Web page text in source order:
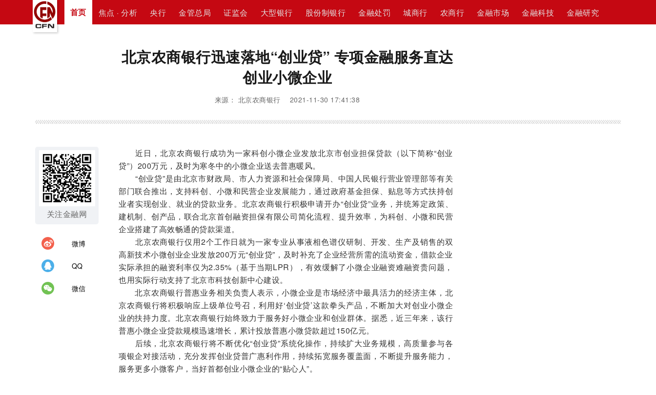
首页 焦点 · 分析 央行 金管总局 证监会 大型银行 股份制银行 金融处罚 城商行 农商行 金融市场 金融科技 金融研究
北京农商银行迅速落地“创业贷” 专项金融服务直达
创业小微企业
来源： 北京农商银行 2021-11-30 17:41:38
关注金融网
微博
QQ
微信
近日，北京农商银行成功为一家科创小微企业发放北京市创业担保贷款（以下简称“创业
贷”）200万元，及时为寒冬中的小微企业送去普惠暖风。
“创业贷”是由北京市财政局、市人力资源和社会保障局、中国人民银行营业管理部等有关
部门联合推出，支持科创、小微和民营企业发展能力，通过政府基金担保、贴息等方式扶持创
业者实现创业、就业的贷款业务。北京农商银行积极申请开办“创业贷”业务，并统筹定政策、
建机制、创产品，联合北京首创融资担保有限公司简化流程、提升效率，为科创、小微和民营
企业搭建了高效畅通的贷款渠道。
北京农商银行仅用2个工作日就为一家专业从事液相色谱仪研制、开发、生产及销售的双
高新技术小微创业企业发放200万元“创业贷”，及时补充了企业经营所需的流动资金，借款企业
实际承担的融资利率仅为2.35%（基于当期LPR），有效缓解了小微企业融资难融资贵问题，
也用实际行动支持了北京市科技创新中心建设。
北京农商银行普惠业务相关负责人表示，小微企业是市场经济中最具活力的经济主体，北
京农商银行将积极响应上级单位号召，利用好‘创业贷’这款拳头产品，不断加大对创业小微企
业的扶持力度。北京农商银行始终致力于服务好小微企业和创业群体。据悉，近三年来，该行
普惠小微企业贷款规模迅速增长，累计投放普惠小微贷款超过150亿元。
后续，北京农商银行将不断优化“创业贷”系统化操作，持续扩大业务规模，高质量参与各
项银企对接活动，充分发挥创业贷普广惠利作用，持续拓宽服务覆盖面，不断提升服务能力，
服务更多小微客户，当好首都创业小微企业的“贴心人”。